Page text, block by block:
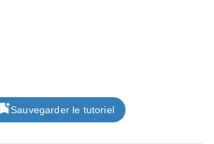
Sauvegarder le tutoriel